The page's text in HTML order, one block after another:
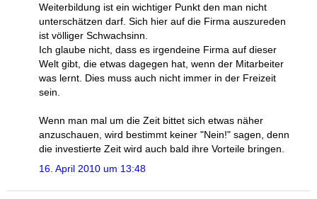
Weiterbildung ist ein wichtiger Punkt den man nicht
unterschätzen darf. Sich hier auf die Firma auszureden
ist völliger Schwachsinn.
Ich glaube nicht, dass es irgendeine Firma auf dieser
Welt gibt, die etwas dagegen hat, wenn der Mitarbeiter
was lernt. Dies muss auch nicht immer in der Freizeit
sein.
Wenn man mal um die Zeit bittet sich etwas näher
anzuschauen, wird bestimmt keiner "Nein!" sagen, denn
die investierte Zeit wird auch bald ihre Vorteile bringen.
16. April 2010 um 13:48